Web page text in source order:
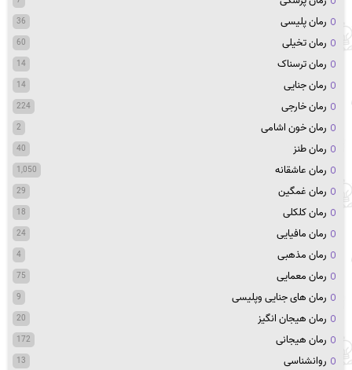
رمان پلیسی 36
رمان تخیلی 60
رمان ترسناک 14
رمان جنایی 14
رمان خارجی 224
رمان خون اشامی 2
رمان طنز 40
رمان عاشقانه 1,050
رمان غمگین 29
رمان کلکلی 18
رمان مافیایی 24
رمان مذهبی 4
رمان معمایی 75
رمان های جنایی وپلیسی 9
رمان هیجان انگیز 20
رمان هیجانی 172
روانشناسی 13